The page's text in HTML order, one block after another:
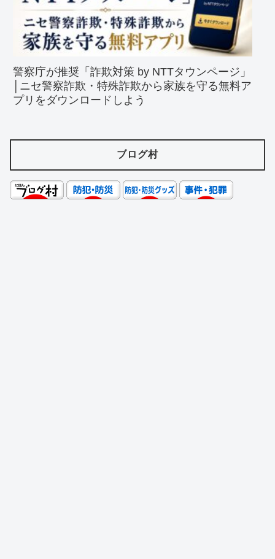
警察庁が推奨「詐欺対策 by NTTタウンページ」
│ニセ警察詐欺・特殊詐欺から家族を守る無料ア
プリをダウンロードしよう
ブログ村